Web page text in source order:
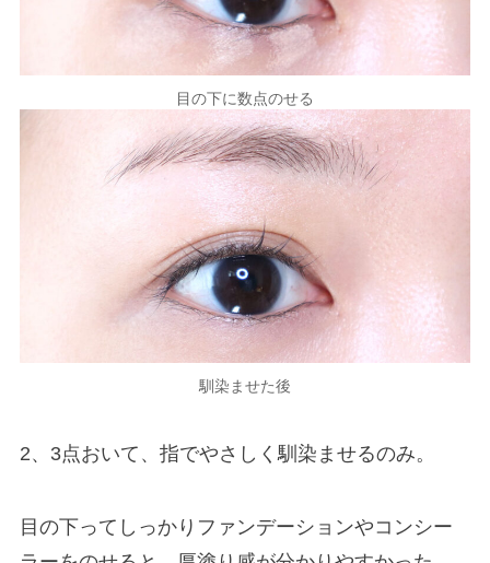
目の下に数点のせる
馴染ませた後
2、3点おいて、指でやさしく馴染ませるのみ。
目の下ってしっかりファンデーションやコンシー